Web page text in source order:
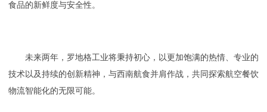
食品的新鲜度与安全性。
未来两年，罗地格工业将秉持初心，以更加饱满的热情、专业的
技术以及持续的创新精神，与西南航食并肩作战，共同探索航空餐饮
物流智能化的无限可能。